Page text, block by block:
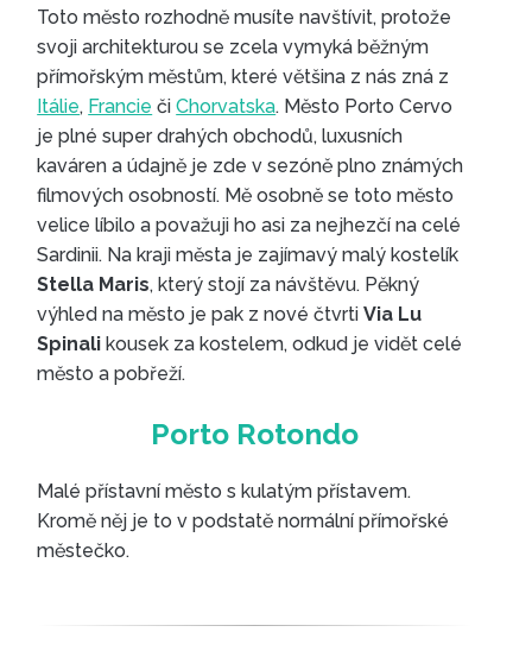
DOPORUČENÁ MĚSTA
Toto město rozhodně musíte navštívit, protože
svoji architekturou se zcela vymyká běžným
přímořským městům, které většina z nás zná z
Itálie, Francie čiChorvatska. Město Porto Cervo
je plné super drahých obchodů, luxusních
kaváren a údajně je zde v sezóně plno známých
filmových osobností. Mě osobně se toto město
velice líbilo a považuji ho asi za nejhezčí na celé
Sardinii. Na kraji města je zajímavý malý kostelík
Stella Maris, který stojí za návštěvu. Pěkný
výhled na město je pak z nové čtvrtiVia Lu
Spinali kousek za kostelem, odkud je vidět celé
město a pobřeží.
Malé přístavní město s kulatým přístavem.
Kromě něj je to v podstatě normální přímořské
městečko.